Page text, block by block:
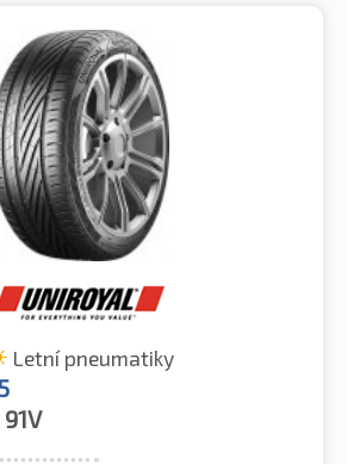
Letní pneumatiky
91V